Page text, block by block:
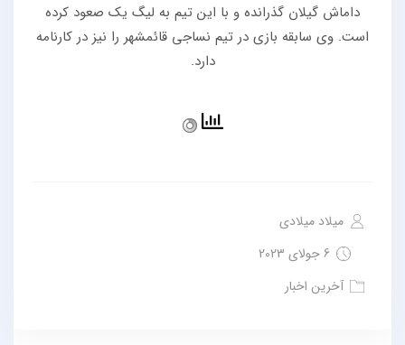
داماش گیلان گذرانده و با این تیم به لیگ یک صعود کرده
است. وی سابقه بازی در تیم‌ نساجی قائمشهر را نیز در کارنامه
دارد.
میلاد میلادی
6 جولای 2023
آخرین اخبار